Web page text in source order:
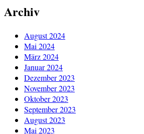
Archiv
August 2024
Mai 2024
März 2024
Januar 2024
Dezember 2023
November 2023
Oktober 2023
September 2023
August 2023
Mai 2023